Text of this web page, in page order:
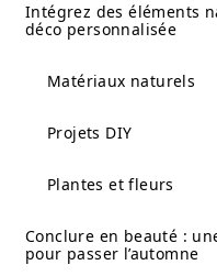
Intégrez des éléments
déco personnalisée
Matériaux naturels
Projets DIY
Plantes et fleurs
Conclure en beauté :
pour passer l’automne